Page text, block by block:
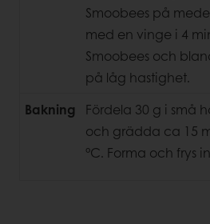
Smoobees på
med en vinge i 4
Smoobees och
på låg hastighet.
Bakning
Fördela 30 g i små
och grädda ca 15
°C. Forma och frys